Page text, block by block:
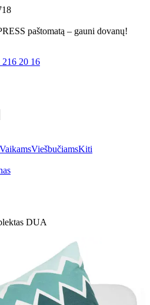
paštomatą – gauni dovanų!
216 20 16
VaikamsViešbučiamsKiti
DUA